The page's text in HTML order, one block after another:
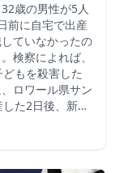
歳の男性が5人
前に自宅で出産
ていなかったの
検察によれば、
もを殺害した
ロワール県サン
した2日後、新…